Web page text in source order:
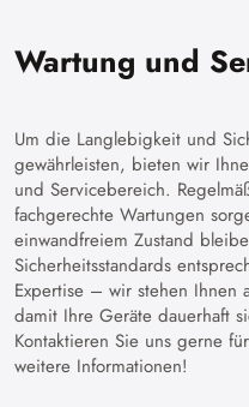
Wartung und
Um die Langlebigkeit und
gewährleisten, bieten wir
und Servicebereich.
fachgerechte Wartungen
einwandfreiem Zustand
Sicherheitsstandards
Expertise – wir stehen Ihnen
damit Ihre Geräte dauerhaft
Kontaktieren Sie uns gerne
weitere Informationen!